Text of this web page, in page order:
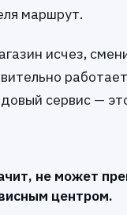
маршрут.
исчез,
сервис —
не может
центром.